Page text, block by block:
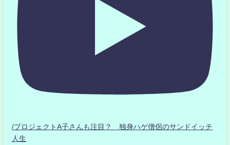
/プロジェクトA子さんも注目？ 独身ハゲ僧侶のサンドイッチ
人生